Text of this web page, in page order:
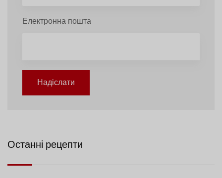
Електронна пошта
Надіслати
Останні рецепти